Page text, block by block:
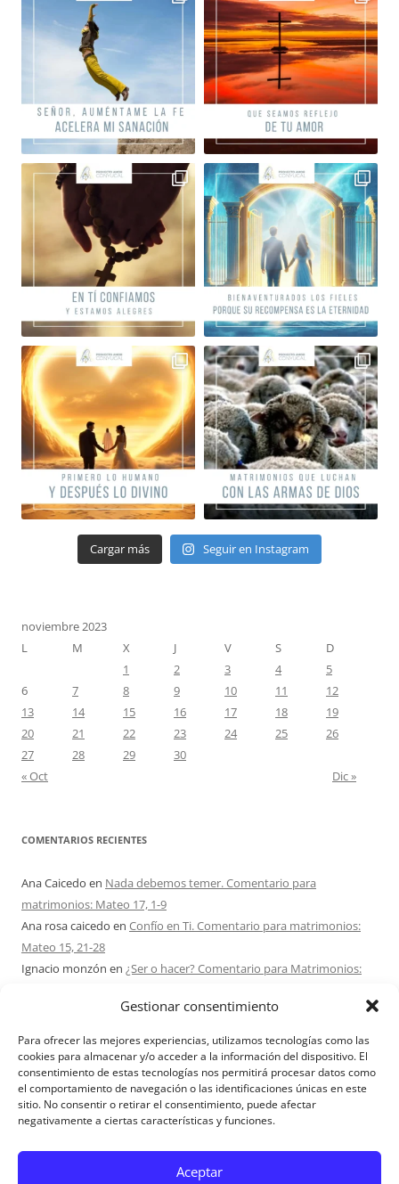
Gestionar consentimiento
Para ofrecer las mejores experiencias, utilizamos tecnologías como las
cookies para almacenar y/o acceder a la información del dispositivo. El
consentimiento de estas tecnologías nos permitirá procesar datos como
el comportamiento de navegación o las identificaciones únicas en este
sitio. No consentir o retirar el consentimiento, puede afectar
negativamente a ciertas características y funciones.
Aceptar
Cargar más Seguir en Instagram
noviembre 2023
L
M X J V S
D
1
2 3 4
5
6
7 8 9 10 11
12
13
14 15 16 17 18
19
20
21 22 23 24 25
26
27
28 29
30
« Oct
Dic »
COMENTARIOS RECIENTES
Ana Caicedo en Nada debemos temer. Comentario para
matrimonios: Mateo 17, 1-9
Ana rosa caicedo en Confío en Ti. Comentario para matrimonios:
Mateo 15, 21-28
Ignacio monzón en ¿Ser o hacer? Comentario para Matrimonios:
Maria Asuncion Herrero Mendezen¿Ser o hacer? Comentario para
Matrimonios: Mateo 15, 1-2. 10-14
Sandra Karina SolomitaenRETIRO MATRIMONIOS BUENOS AIRES
7 – 9 AGOSTO 2026